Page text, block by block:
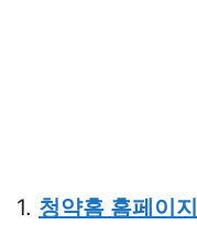
1. 청약홈 홈페이지